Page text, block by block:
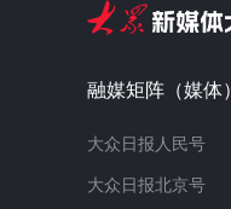
融媒矩阵（媒体）
大众日报人民号
大众日报北京号